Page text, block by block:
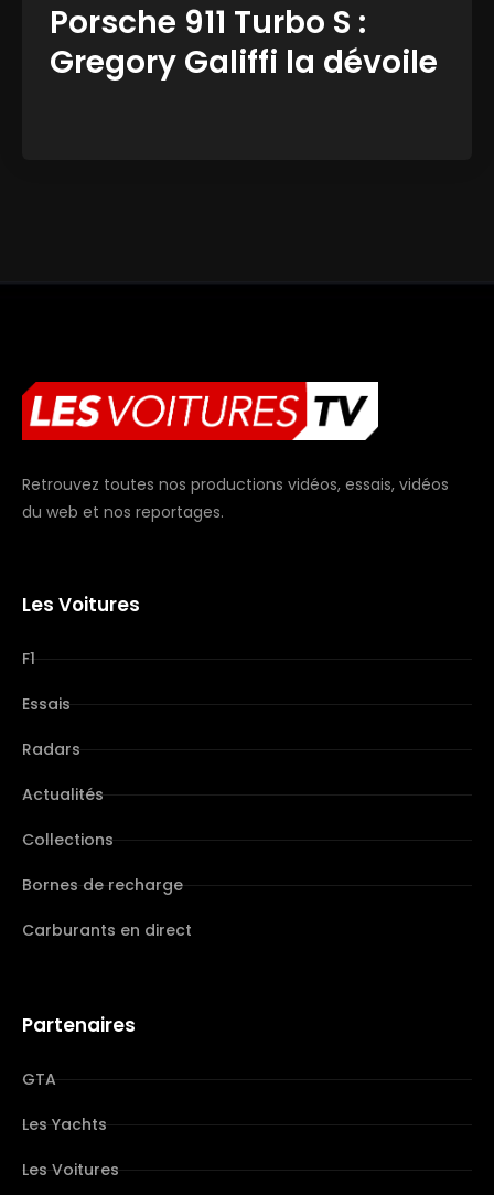
Porsche 911 Turbo S :
Gregory Galiffi la dévoile
Retrouvez toutes nos productions vidéos, essais, vidéos
du web et nos reportages.
Les Voitures
F1
Essais
Radars
Actualités
Collections
Bornes de recharge
Carburants en direct
Partenaires
GTA
Les Yachts
Les Voitures